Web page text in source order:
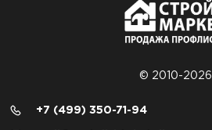
© 2010-2026
+7 (499) 350-71-94